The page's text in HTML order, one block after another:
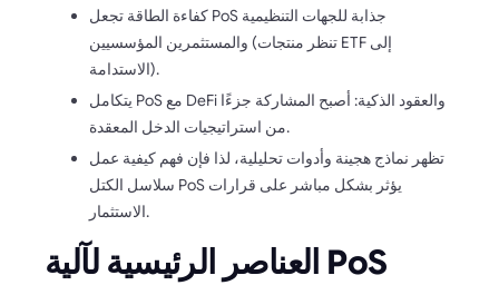
كفاءة الطاقة تجعل PoS جذابة للجهات التنظيمية
والمستثمرين المؤسسيين (تنظر منتجات ETF إلى
الاستدامة).
يتكامل PoS مع DeFi والعقود الذكية: أصبح المشاركة جزءًا
من استراتيجيات الدخل المعقدة.
تظهر نماذج هجينة وأدوات تحليلية، لذا فإن فهم كيفية عمل
سلاسل الكتل PoS يؤثر بشكل مباشر على قرارات
الاستثمار.
العناصر الرئيسية لآلية PoS